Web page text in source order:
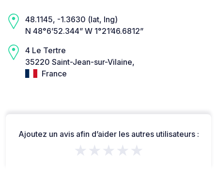
48.1145, -1.3630 (lat, lng)
N 48°6’52.344” W 1°21’46.6812”
4 Le Tertre
35220 Saint-Jean-sur-Vilaine,
France
Ajoutez un avis afin d’aider les autres utilisateurs :
★★★★★